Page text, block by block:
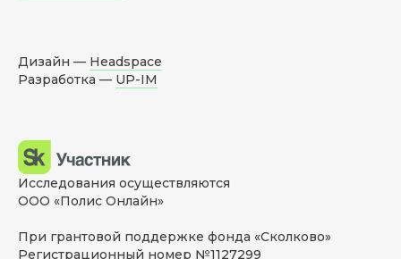
Дизайн — Headspace
Разработка — UP-IM
Исследования осуществляются
ООО «Полис Онлайн»
При грантовой поддержке фонда «Сколково»
Регистрационный номер №1127299